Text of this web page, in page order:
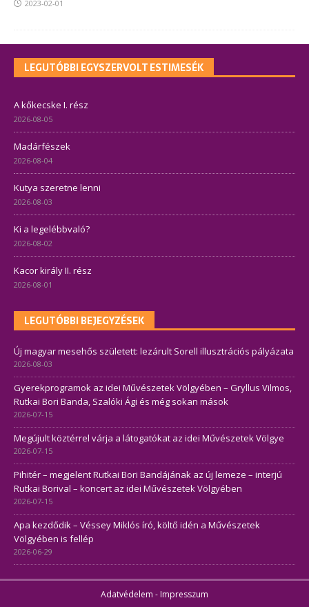
2023-02-01
LEGUTÓBBI EGYSZERVOLT ESTIMESÉK
A kőkecske I. rész
2026-08-05
Madárfészek
2026-08-04
Kutya szeretne lenni
2026-08-03
Ki a legelébbvaló?
2026-08-02
Kacor király II. rész
2026-08-01
LEGUTÓBBI BEJEGYZÉSEK
Új magyar mesehős született: lezárult Sorell illusztrációs pályázata
2026-08-03
Gyerekprogramok az idei Művészetek Völgyében – Gryllus Vilmos,
Rutkai Bori Banda, Szalóki Ági és még sokan mások
2026-07-15
Megújult köztérrel várja a látogatókat az idei Művészetek Völgye
2026-07-15
Pihitér – megjelent Rutkai Bori Bandájának az új lemeze – interjú
Rutkai Borival – koncert az idei Művészetek Völgyében
2026-07-15
Apa kezdődik – Véssey Miklós író, költő idén a Művészetek
Völgyében is fellép
2026-06-29
Adatvédelem - Impresszum